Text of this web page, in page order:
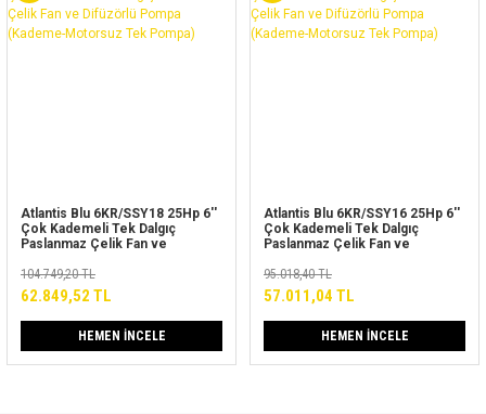
Atlantis Blu 6KR/SSY18 25Hp 6''
Çok Kademeli Tek Dalgıç
Paslanmaz Çelik Fan ve
Motorsuz Tek Pompa)
104.749,20 TL
62.849,52 TL
HEMEN İNCELE
Atlantis Blu 6KR/SSY16 25Hp 6''
Çok Kademeli Tek Dalgıç
Paslanmaz Çelik Fan ve
Motorsuz Tek Pompa)
95.018,40 TL
57.011,04 TL
HEMEN İNCELE